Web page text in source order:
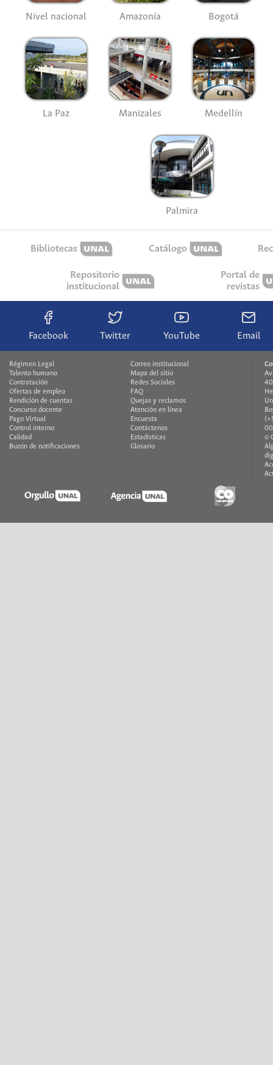
Nivel nacional Amazonía Bogotá
La Paz Manizales Medellín
Palmira
Bibliotecas Catálogo
Repositorio
institucional
Portal de
revistas
Facebook Twitter YouTube Email
Régimen Legal
Talento humano
Contratación
Ofertas de empleo
Rendición de cuentas
Concurso docente
Pago Virtual
Control interno
Calidad
Buzón de notificaciones
Correo institucional
Mapa del sitio
Redes Sociales
FAQ
Quejas y reclamos
Atención en línea
Encuesta
Contáctenos
Estadísticas
Glosario
©